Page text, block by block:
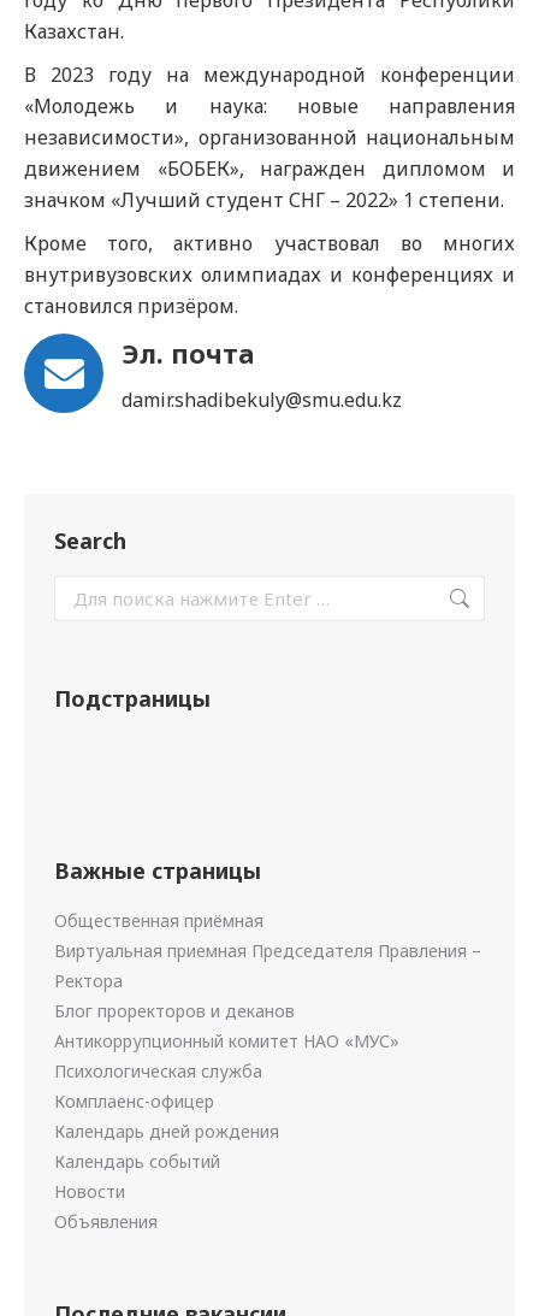
Казахстан.
В 2023 году на международной конференции
«Молодежь и наука: новые направления
независимости», организованной национальным
движением «БОБЕК», награжден дипломом и
значком «Лучший студент СНГ – 2022» 1 степени.
Кроме того, активно участвовал во многих
внутривузовских олимпиадах и конференциях и
становился призёром.
Эл. почта
damir.shadibekuly@smu.edu.kz
Search
Подстраницы
Важные страницы
Общественная приёмная
Виртуальная приемная Председателя Правления –
Ректора
Блог проректоров и деканов
Антикоррупционный комитет НАО «МУС»
Психологическая служба
Комплаенс-офицер
Календарь дней рождения
Календарь событий
Новости
Объявления